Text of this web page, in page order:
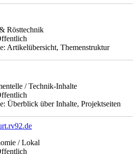
Rösttechnik
Artikelübersicht, Themenstruktur
/ Technik-Inhalte
Überblick über Inhalte, Projektseiten
/ Lokal